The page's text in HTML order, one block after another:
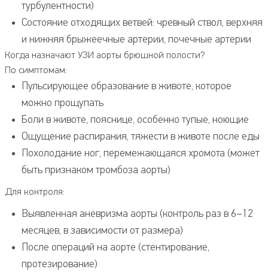
турбулентности)
Состояние отходящих ветвей: чревный ствол, верхняя
и нижняя брыжеечные артерии, почечные артерии
Когда назначают УЗИ аорты брюшной полости?
По симптомам:
Пульсирующее образование в животе, которое
можно прощупать
Боли в животе, пояснице, особенно тупые, ноющие
Ощущение распирания, тяжести в животе после еды
Похолодание ног, перемежающаяся хромота (может
быть признаком тромбоза аорты)
Для контроля:
Выявленная аневризма аорты (контроль раз в 6–12
месяцев, в зависимости от размера)
После операций на аорте (стентирование,
протезирование)
УЗИ органов малого таза (гинекологическое)
УЗИ коленного сустава
УЗИ молочных желез
УЗИ мочевого пузыря
УЗИ почек и надпочечников